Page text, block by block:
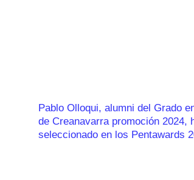
Pablo Olloqui, alumni del Grado
de Creanavarra promoción 2024,
seleccionado en los Pentawards